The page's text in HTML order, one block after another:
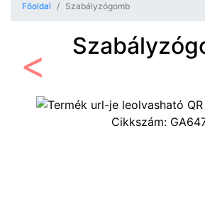
Főoldal Szabályzógomb
Előző
Cikkszám: